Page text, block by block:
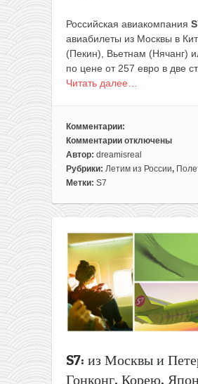
Российская авиакомпания
авиабилеты из Москвы в
(Пекин), Вьетнам (Нячанг)
по цене от 257 евро в две
Читать далее…
Комментарии:
Комментарии
к
записи
До
2021:
из
Москвы
Азию
от
257€
туда-
отключены
Автор: dreamisreal
Рубрики: Летим из России,
Метки: S7
S7: из Москвы и
Гонконг, Корею,